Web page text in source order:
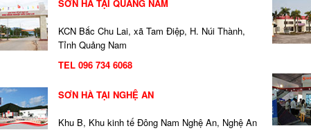
SƠN HÀ TẠI QUẢNG NAM
KCN Bắc Chu Lai, xã Tam Điệp, H. Núi Thành,
Tỉnh Quảng Nam
TEL 096 734 6068
SƠN HÀ TẠI NGHỆ AN
Khu B, Khu kinh tế Đông Nam Nghệ An, Nghệ An